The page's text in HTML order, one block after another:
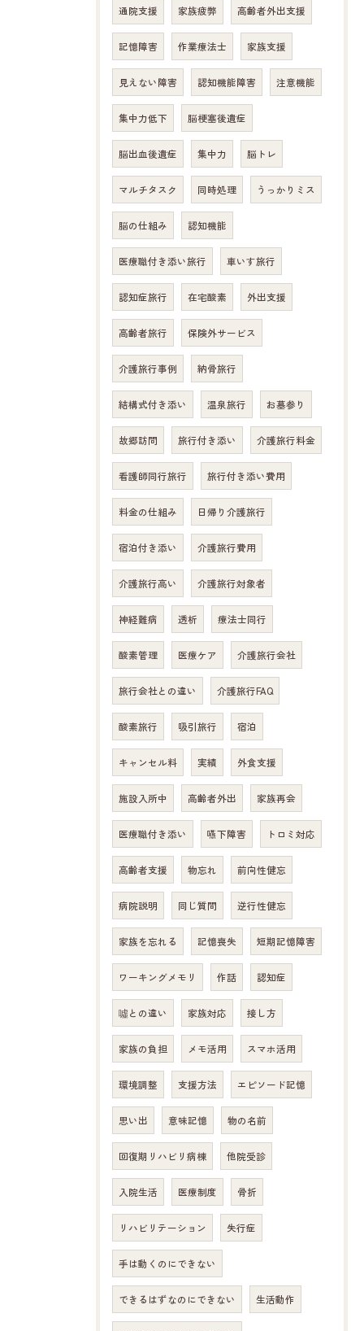
通院支援 家族疲弊 高齢者外出支援
記憶障害 作業療法士 家族支援
見えない障害 認知機能障害 注意機能
集中力低下 脳梗塞後遺症
脳出血後遺症 集中力 脳トレ
マルチタスク 同時処理 うっかりミス
脳の仕組み 認知機能
医療職付き添い旅行 車いす旅行
認知症旅行 在宅酸素 外出支援
高齢者旅行 保険外サービス
介護旅行事例 納骨旅行
結構式付き添い 温泉旅行 お墓参り
故郷訪問 旅行付き添い 介護旅行料金
看護師同行旅行 旅行付き添い費用
料金の仕組み 日帰り介護旅行
宿泊付き添い 介護旅行費用
介護旅行高い 介護旅行対象者
神経難病 透析 療法士同行
酸素管理 医療ケア 介護旅行会社
旅行会社との違い 介護旅行FAQ
酸素旅行 吸引旅行 宿泊
キャンセル料 実績 外食支援
施設入所中 高齢者外出 家族再会
医療職付き添い 嚥下障害 トロミ対応
高齢者支援 物忘れ 前向性健忘
病院説明 同じ質問 逆行性健忘
家族を忘れる 記憶喪失 短期記憶障害
ワーキングメモリ 作話 認知症
噓との違い 家族対応 接し方
家族の負担 メモ活用 スマホ活用
環境調整 支援方法 エピソード記憶
思い出 意味記憶 物の名前
回復期リハビリ病棟 他院受診
入院生活 医療制度 骨折
リハビリテーション 失行症
手は動くのにできない
できるはずなのにできない 生活動作